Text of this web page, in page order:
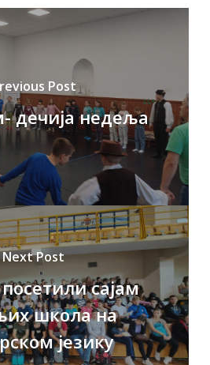
Post
дечија недеља
Next Post
сајам
школа на
језику